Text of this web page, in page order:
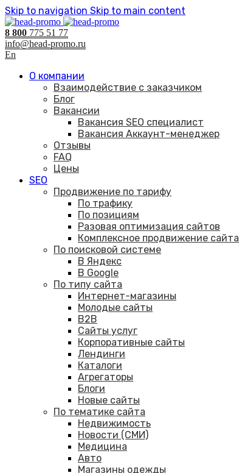
Skip to navigation Skip to main content
8 800 775 51 77
info@head-promo.ru
En
О компании
Взаимодействие с заказчиком
Блог
Вакансии
Вакансия SEO специалист
Вакансия Аккаунт-менеджер
Отзывы
FAQ
Цены
SEO
Продвижение по тарифу
По трафику
По позициям
Разовая оптимизация сайтов
Комплексное продвижение сайта
По поисковой системе
В Яндекс
В Google
По типу сайта
Интернет-магазины
Молодые сайты
B2B
Сайты услуг
Корпоративные сайты
Лендинги
Каталоги
Агрегаторы
Блоги
Новые сайты
По тематике сайта
Недвижимость
Новости (СМИ)
Медицина
Авто
Магазины одежды